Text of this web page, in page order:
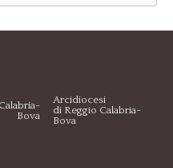
Arcidiocesi
di Reggio Calabria-
Bova